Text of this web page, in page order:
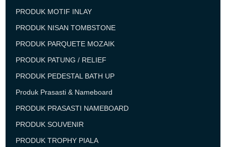
PRODUK MOTIF INLAY
PRODUK NISAN TOMBSTONE
PRODUK PARQUETE MOZAIK
PRODUK PATUNG / RELIEF
PRODUK PEDESTAL BATH UP
Produk Prasasti & Nameboard
PRODUK PRASASTI NAMEBOARD
PRODUK SOUVENIR
PRODUK TROPHY PIALA